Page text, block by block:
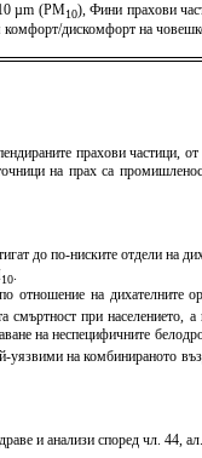
µm (PM10), Фини прахови
комфорт/дискомфорт на
прахови частици, от
на прах са
до по-ниските отдели на
10
отношение на дихателните
при населението, а
на неспецифичните
на комбинираното
и анализи според чл. 44,